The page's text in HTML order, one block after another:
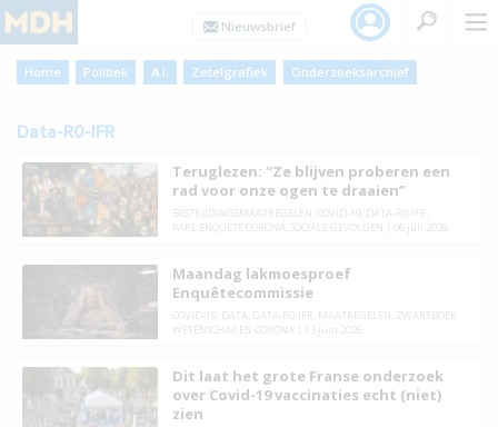
Home Politiek A.I. Zetelgrafiek Onderzoeksarchief
Data-R0-IFR
Teruglezen: “Ze blijven proberen een
rad voor onze ogen te draaien”
BESTRIJDINGSMAATREGELEN COVID-19, DATA-R0-IFR
PARL.ENQUETE CORONA
SOCIALE GEVOLGEN 06 juli 2026
Maandag lakmoesproef
Enquêtecommissie
COVID-19, DATA DATA-R0-IFR MAATREGELEN ZWARTBOEK
WETENSCHAP EN CORONA
13 juni 2026
Dit laat het grote Franse onderzoek
over Covid-19 vaccinaties echt (niet)
zien